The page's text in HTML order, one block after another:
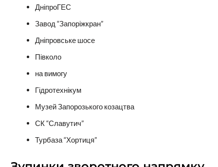
ДніпроГЕС
Завод “Запоріжкран”
Дніпровське шосе
Півколо
на вимогу
Гідротехнікум
Музей Запорозького козацтва
СК “Славутич”
Турбаза “Хортиця”